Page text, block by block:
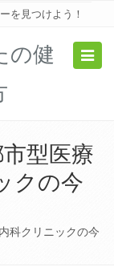
を見つけよう！
の健
型医療
クの今
科クリニックの今